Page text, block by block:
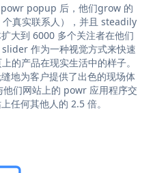
popup 后，他们grow 的
真实联系人），并且 steadily
大到 6000 多个关注者在他们
作为一种视觉方式来快速
的产品在现实生活中的样子。
地为客户提供了出色的现场体
们网站上的 powr 应用程序交
任何其他人的 2.5 倍。